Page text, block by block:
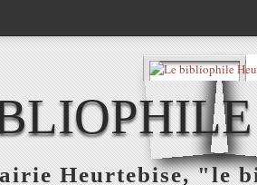
Heurtebise, "le